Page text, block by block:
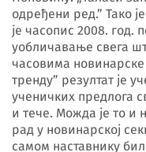
одређени ред.” Тако
је часопис 2008. год.
уобличавање свега
часовима
тренду” резултат је
ученичких предлога
и тече. Можда је то и
рад у новинарској
самом наставнику